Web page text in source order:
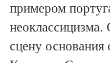
примером
сцену основания